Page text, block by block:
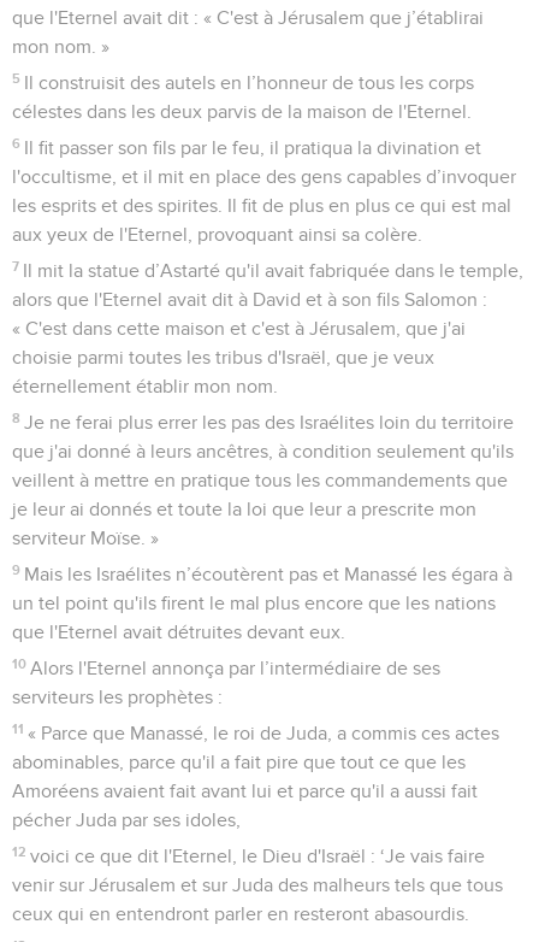
que l'Eternel avait dit : « C'est à Jérusalem que j’établirai
mon nom. »
5 Il construisit des autels en l’honneur de tous les corps
célestes dans les deux parvis de la maison de l'Eternel.
6 Il fit passer son fils par le feu, il pratiqua la divination et
l'occultisme, et il mit en place des gens capables d’invoquer
les esprits et des spirites. Il fit de plus en plus ce qui est mal
aux yeux de l'Eternel, provoquant ainsi sa colère.
7 Il mit la statue d’Astarté qu'il avait fabriquée dans le temple,
alors que l'Eternel avait dit à David et à son fils Salomon :
« C'est dans cette maison et c'est à Jérusalem, que j'ai
choisie parmi toutes les tribus d'Israël, que je veux
éternellement établir mon nom.
8 Je ne ferai plus errer les pas des Israélites loin du territoire
que j'ai donné à leurs ancêtres, à condition seulement qu'ils
veillent à mettre en pratique tous les commandements que
je leur ai donnés et toute la loi que leur a prescrite mon
serviteur Moïse. »
9 Mais les Israélites n’écoutèrent pas et Manassé les égara à
un tel point qu'ils firent le mal plus encore que les nations
que l'Eternel avait détruites devant eux.
10 Alors l'Eternel annonça par l’intermédiaire de ses
serviteurs les prophètes :
11 « Parce que Manassé, le roi de Juda, a commis ces actes
abominables, parce qu'il a fait pire que tout ce que les
Amoréens avaient fait avant lui et parce qu'il a aussi fait
pécher Juda par ses idoles,
12 voici ce que dit l'Eternel, le Dieu d'Israël : ‘Je vais faire
venir sur Jérusalem et sur Juda des malheurs tels que tous
ceux qui en entendront parler en resteront abasourdis.